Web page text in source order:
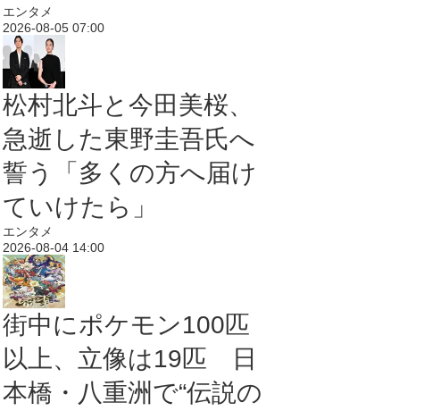
エンタメ
2026-08-05 07:00
松村北斗と今田美桜、
急逝した東野圭吾氏へ
誓う「多くの方へ届け
ていけたら」
エンタメ
2026-08-04 14:00
街中にポケモン100匹
以上、立像は19匹 日
本橋・八重洲で“伝説の